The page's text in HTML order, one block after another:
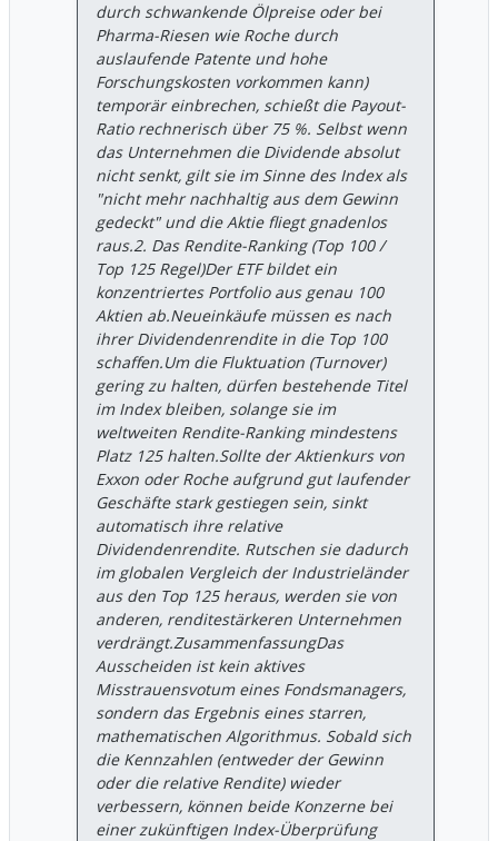
durch schwankende Ölpreise oder bei
Pharma-Riesen wie Roche durch
auslaufende Patente und hohe
Forschungskosten vorkommen kann)
temporär einbrechen, schießt die Payout-
Ratio rechnerisch über 75 %. Selbst wenn
das Unternehmen die Dividende absolut
nicht senkt, gilt sie im Sinne des Index als
"nicht mehr nachhaltig aus dem Gewinn
gedeckt" und die Aktie fliegt gnadenlos
raus. ​2. Das Rendite-Ranking (Top 100 /
Top 125 Regel) ​Der ETF bildet ein
konzentriertes Portfolio aus genau 100
Aktien ab. ​Neueinkäufe müssen es nach
ihrer Dividendenrendite in die Top 100
schaffen. ​Um die Fluktuation (Turnover)
gering zu halten, dürfen bestehende Titel
im Index bleiben, solange sie im
weltweiten Rendite-Ranking mindestens
Platz 125 halten. ​Sollte der Aktienkurs von
Exxon oder Roche aufgrund gut laufender
Geschäfte stark gestiegen sein, sinkt
automatisch ihre relative
Dividendenrendite. Rutschen sie dadurch
im globalen Vergleich der Industrieländer
aus den Top 125 heraus, werden sie von
anderen, renditestärkeren Unternehmen
verdrängt. ​Zusammenfassung ​Das
Ausscheiden ist kein aktives
Misstrauensvotum eines Fondsmanagers,
sondern das Ergebnis eines starren,
mathematischen Algorithmus. Sobald sich
die Kennzahlen (entweder der Gewinn
oder die relative Rendite) wieder
verbessern, können beide Konzerne bei
einer zukünftigen Index-Überprüfung